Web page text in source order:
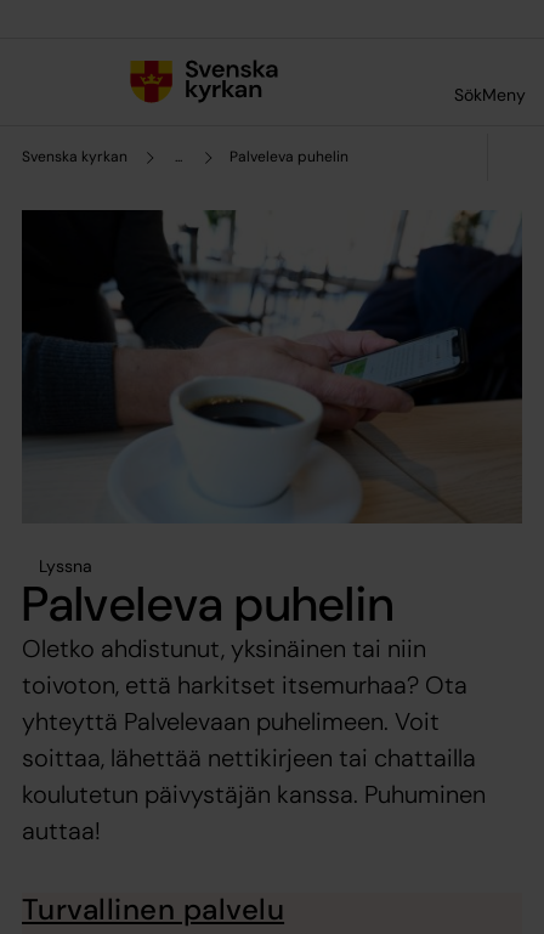
SökMeny
Svenska kyrkan ... Palveleva puhelin
Lyssna
Palveleva puhelin
Oletko ahdistunut, yksinäinen tai niin
toivoton, että harkitset itsemurhaa? Ota
yhteyttä Palvelevaan puhelimeen. Voit
soittaa, lähettää nettikirjeen tai chattailla
koulutetun päivystäjän kanssa. Puhuminen
auttaa!
Turvallinen palvelu